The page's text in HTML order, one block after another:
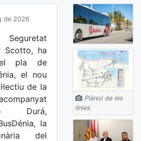
de 2026
Scotto, ha
pla de
el nou
de la
Durá,
la
del
Plànol de les
línies